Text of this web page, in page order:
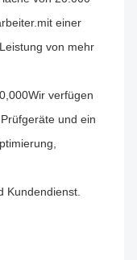
einer
von mehr
verfügen
und ein
Kundendienst.